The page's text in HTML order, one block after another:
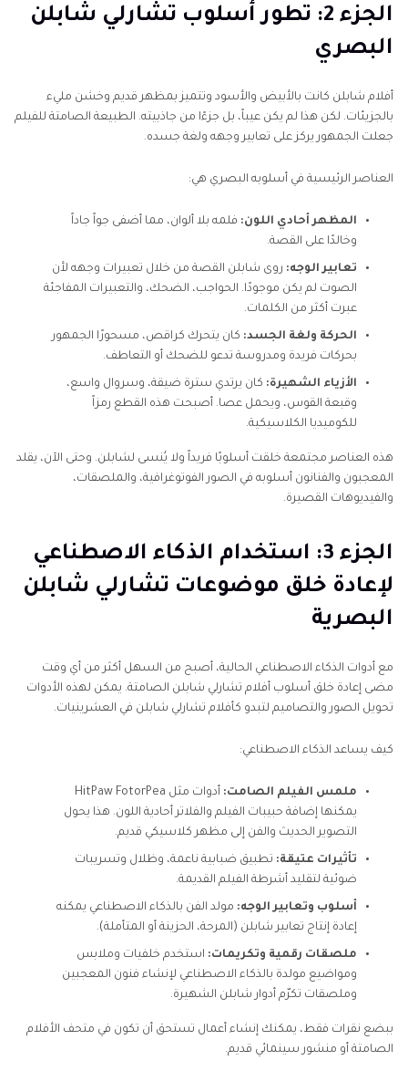
الجزء 2: تطور أسلوب تشارلي شابلن
البصري
أفلام شابلن كانت بالأبيض والأسود وتتميز بمظهر قديم وخشن مليء
بالجزيئات. لكن هذا لم يكن عيباً، بل جزءًا من جاذبيته. الطبيعة الصامتة للفيلم
جعلت الجمهور يركز على تعابير وجهه ولغة جسده.
العناصر الرئيسية في أسلوبه البصري هي:
المظهر أحادي اللون: فلمه بلا ألوان، مما أضفى جواً جاداً
وخالدًا على القصة.
تعابير الوجه: روى شابلن القصة من خلال تعبيرات وجهه لأن
الصوت لم يكن موجودًا. الحواجب، الضحك، والتعبيرات المفاجئة
عبرت أكثر من الكلمات.
الحركة ولغة الجسد: كان يتحرك كراقص، مسحورًا الجمهور
بحركات فريدة ومدروسة تدعو للضحك أو التعاطف.
الأزياء الشهيرة: كان يرتدي سترة ضيقة، وسروال واسع،
وقبعة القوس، ويحمل عصا. أصبحت هذه القطع رمزاً
للكوميديا الكلاسيكية.
هذه العناصر مجتمعة خلقت أسلوبًا فريداً ولا يُنسى لشابلن. وحتى الآن، يقلد
المعجبون والفنانون أسلوبه في الصور الفوتوغرافية، والملصقات،
والفيديوهات القصيرة.
الجزء 3: استخدام الذكاء الاصطناعي
لإعادة خلق موضوعات تشارلي شابلن
البصرية
مع أدوات الذكاء الاصطناعي الحالية، أصبح من السهل أكثر من أي وقت
مضى إعادة خلق أسلوب أفلام تشارلي شابلن الصامتة. يمكن لهذه الأدوات
تحويل الصور والتصاميم لتبدو كأفلام تشارلي شابلن في العشرينيات.
كيف يساعد الذكاء الاصطناعي:
ملمس الفيلم الصامت:
أدوات مثل HitPaw FotorPea
يمكنها إضافة حبيبات الفيلم والفلاتر أحادية اللون. هذا يحول
التصوير الحديث والفن إلى مظهر كلاسيكي قديم.
تأثيرات عتيقة: تطبيق ضبابية ناعمة، وظلال وتسريبات
ضوئية لتقليد أشرطة الفيلم القديمة.
أسلوب وتعابير الوجه: مولد الفن بالذكاء الاصطناعي يمكنه
إعادة إنتاج تعابير شابلن (المرحة، الحزينة أو المتأملة).
ملصقات رقمية وتكريمات: استخدم خلفيات وملابس
ومواضيع مولدة بالذكاء الاصطناعي لإنشاء فنون المعجبين
وملصقات تكرّم أدوار شابلن الشهيرة.
ببضع نقرات فقط، يمكنك إنشاء أعمال تستحق أن تكون في متحف الأفلام
الصامتة أو منشور سينمائي قديم.